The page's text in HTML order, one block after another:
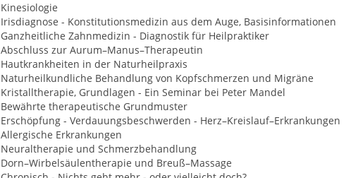
Kinesiologie
Irisdiagnose - Konstitutionsmedizin aus dem Auge, Basisinformationen
Ganzheitliche Zahnmedizin - Diagnostik für Heilpraktiker
Abschluss zur Aurum–Manus–Therapeutin
Hautkrankheiten in der Naturheilpraxis
Naturheilkundliche Behandlung von Kopfschmerzen und Migräne
Kristalltherapie, Grundlagen - Ein Seminar bei Peter Mandel
Bewährte therapeutische Grundmuster
Erschöpfung - Verdauungsbeschwerden - Herz–Kreislauf–Erkrankungen
Allergische Erkrankungen
Neuraltherapie und Schmerzbehandlung
Dorn–Wirbelsäulentherapie und Breuß–Massage